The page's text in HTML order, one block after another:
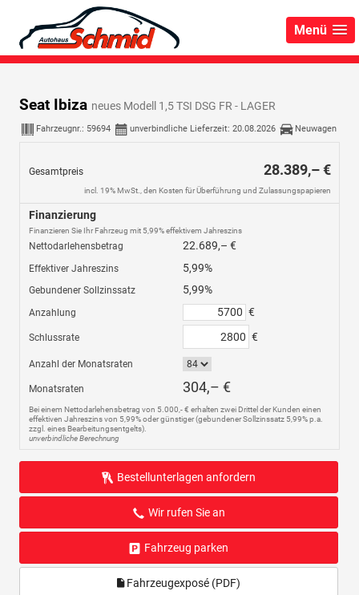
Menü
Seat Ibiza neues Modell 1,5 TSI DSG FR - LAGER
Fahrzeugnr.: 59694 unverbindliche Lieferzeit: 20.08.2026 Neuwagen
Gesamtpreis 28.389,– €
incl. 19% MwSt., den Kosten für Überführung und Zulassungspapieren
Finanzierung
Finanzieren Sie Ihr Fahrzeug mit 5,99% effektivem Jahreszins
Nettodarlehensbetrag 22.689,– €
Effektiver Jahreszins 5,99%
Gebundener Sollzinssatz 5,99%
Anzahlung €
Schlussrate €
Anzahl der Monatsraten
Monatsraten 304,– €
Bei einem Nettodarlehensbetrag von 5.000,- € erhalten zwei Drittel der Kunden einen
effektiven Jahreszins von 5,99% oder günstiger (gebundener Sollzinssatz 5,99% p.a.
zzgl. eines Bearbeitungsentgelts).
unverbindliche Berechnung
Bestellunterlagen anfordern
Wir rufen Sie an
Fahrzeug parken
Fahrzeugexposé (PDF)